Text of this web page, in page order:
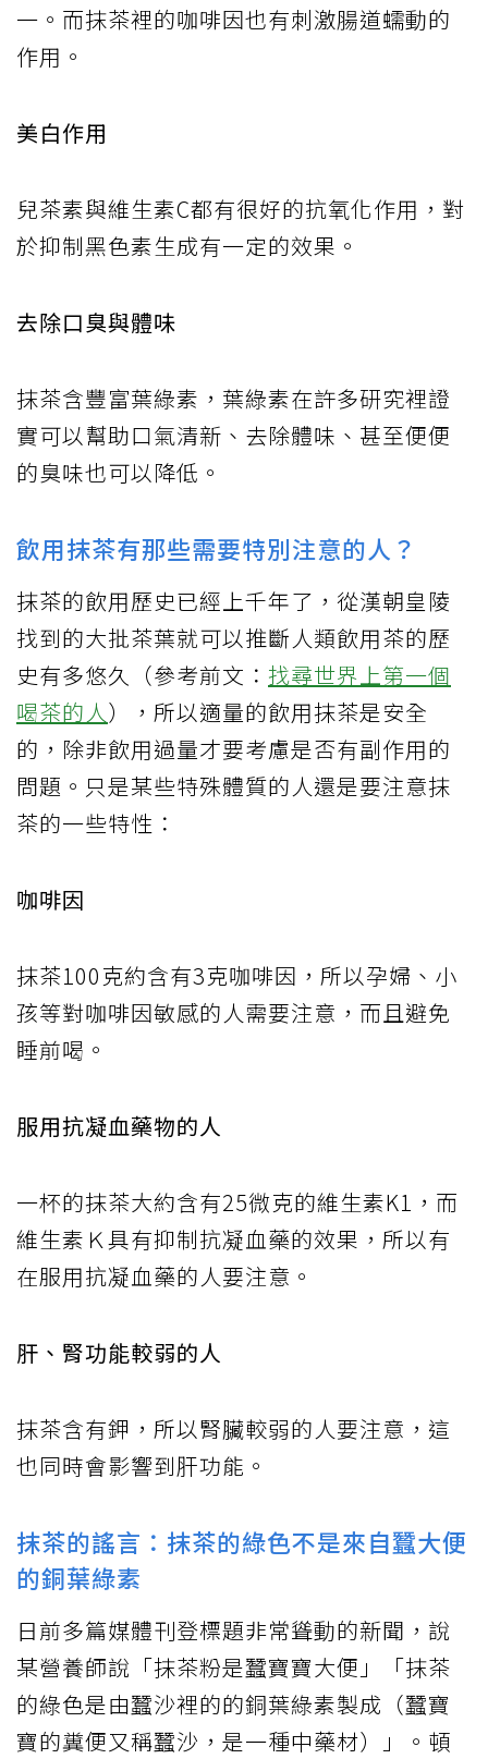
一。而抹茶裡的咖啡因也有刺激腸道蠕動的
作用。
美白作用
兒茶素與維生素C都有很好的抗氧化作用，對
於抑制黑色素生成有一定的效果。
去除口臭與體味
抹茶含豐富葉綠素，葉綠素在許多研究裡證
實可以幫助口氣清新、去除體味、甚至便便
的臭味也可以降低。
飲用抹茶有那些需要特別注意的人？
抹茶的飲用歷史已經上千年了，從漢朝皇陵
找到的大批茶葉就可以推斷人類飲用茶的歷
史有多悠久（參考前文： 找尋世界上第一個
喝茶的人），所以適量的飲用抹茶是安全
的，除非飲用過量才要考慮是否有副作用的
問題。只是某些特殊體質的人還是要注意抹
茶的一些特性：
咖啡因
抹茶100克約含有3克咖啡因，所以孕婦、小
孩等對咖啡因敏感的人需要注意，而且避免
睡前喝。
服用抗凝血藥物的人
一杯的抹茶大約含有25微克的維生素K1，而
維生素Ｋ具有抑制抗凝血藥的效果，所以有
在服用抗凝血藥的人要注意。
肝、腎功能較弱的人
抹茶含有鉀，所以腎臟較弱的人要注意，這
也同時會影響到肝功能。
抹茶的謠言：抹茶的綠色不是來自蠶大便
的銅葉綠素
日前多篇媒體刊登標題非常聳動的新聞，說
某營養師說「抹茶粉是蠶寶寶大便」「抹茶
的綠色是由蠶沙裡的的銅葉綠素製成（蠶寶
寶的糞便又稱蠶沙，是一種中藥材）」。頓